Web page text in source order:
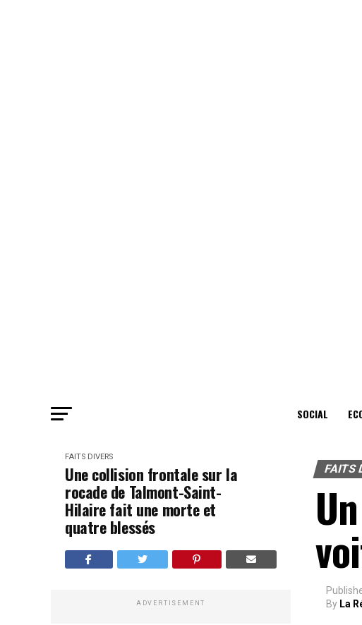
SOCIAL
FAITS DIVERS
Une collision frontale sur la
rocade de Talmont-Saint-
Hilaire fait une morte et
quatre blessés
ADVERTISEMENT
FAITS
By La